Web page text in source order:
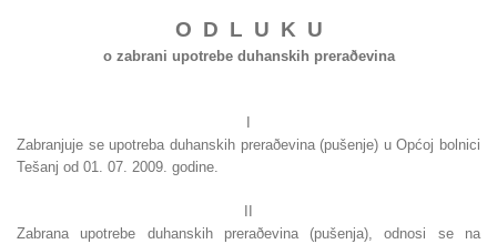
O D L U K U
o zabrani upotrebe duhanskih preraðevina
Zabranjuje se upotreba duhanskih preraðevina (pušenje) u Općoj bolnici
Tešanj od 01. 07. 2009. godine.
Zabrana upotrebe duhanskih preraðevina (pušenja), odnosi se na